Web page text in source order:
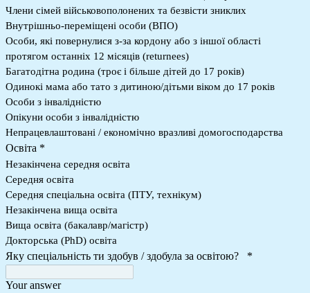
Члени сімей військовополонених та безвісти зниклих
Внутрішньо-переміщені особи (ВПО)
Особи, які повернулися з-за кордону або з іншої області
протягом останніх 12 місяців (returnees)
Багатодітна родина (троє і більше дітей до 17 років)
Одинокі мама або тато з дитиною/дітьми віком до 17 років
Особи з інвалідністю
Опікуни особи з інвалідністю
Непрацевлаштовані / економічно вразливі домогосподарства
Освіта *
Незакінчена середня освіта
Середня освіта
Середня спеціальна освіта (ПТУ, технікум)
Незакінчена вища освіта
Вища освіта (бакалавр/магістр)
Докторська (PhD) освіта
Яку спеціальність ти здобув / здобула за освітою? *
Your answer